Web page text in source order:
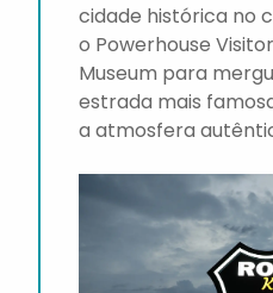
cidade histórica no
o Powerhouse
Museum para
estrada mais
a atmosfera